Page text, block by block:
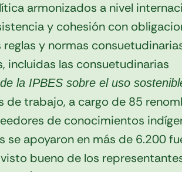
armonizados a nivel
y cohesión con
y normas
incluidas las consuetudinarias
la IPBES sobre el uso
de trabajo, a cargo de 85
de conocimientos
se apoyaron en más de 6.200
bueno de los